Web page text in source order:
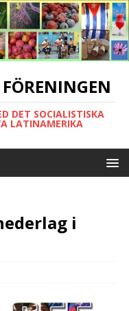
DET SOCIALISTISKA
LATINAMERIKA
i